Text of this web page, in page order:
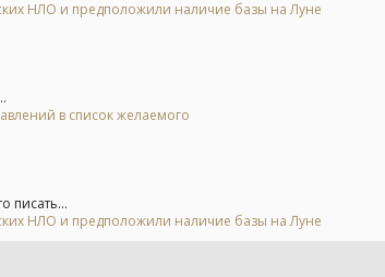
НЛО и предположили наличие базы на Луне
в список желаемого
писать...
НЛО и предположили наличие базы на Луне